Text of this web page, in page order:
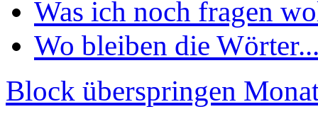
Was ich noch fragen
Wo bleiben die
Block überspringen